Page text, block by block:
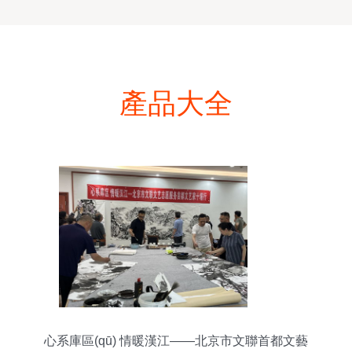
產品大全
心系庫區(qū) 情暖漢江——北京市文聯首都文藝